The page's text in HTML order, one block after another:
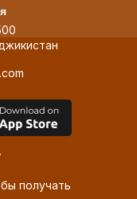
получать